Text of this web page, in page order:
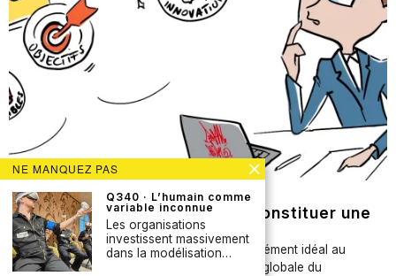
14 octobre 2020
Q067 · Pourquoi et comment constituer une
fiche de description de projet?
La fiche de description de projet est le complément idéal au
Business Model Canvas présentant la vision globale du
NE MANQUEZ PAS
Q340 · L’humain comme
variable inconnue
Les organisations
investissent massivement
dans la modélisation…